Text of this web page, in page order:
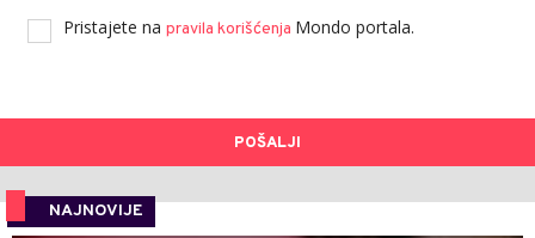
Pristajete na pravila korišćenja Mondo portala.
POŠALJI
NAJNOVIJE